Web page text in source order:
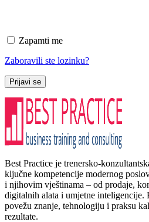
Zapamti me
Zaboravili ste lozinku?
Prijavi se
Best Practice je trenersko-
ključne kompetencije modernog
i njihovim vještinama – od prodaje,
digitalnih alata i umjetne inteligencije.
povežu znanje, tehnologiju i praksu
rezultate.